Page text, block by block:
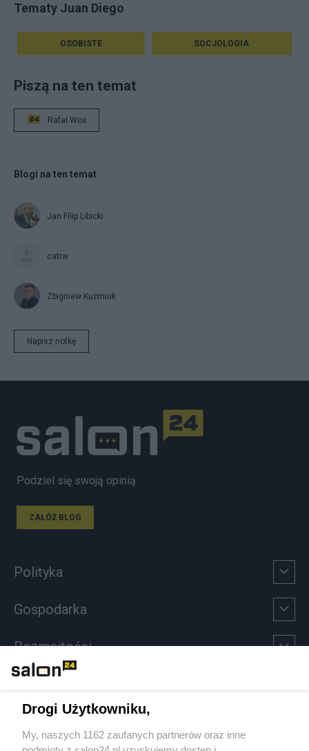
Tematy Juan Diego
OSOBISTE SOCJOLOGIA
Piszą na ten temat
Rafał Woś
Blogi na ten temat
Jan Filip Libicki
catrw
Zbigniew Kuźmiuk
Napisz notkę
Podziel się swoją opinią
ZAŁÓŻ BLOG
Polityka
Gospodarka
Rozmaitości
Sport
Drogi Użytkowniku,
My, naszych 1162 zaufanych partnerów oraz inne